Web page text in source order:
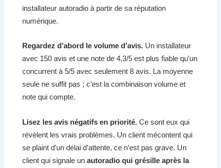
installateur autoradio à partir de sa réputation
numérique.
Regardez d’abord le volume d’avis. Un installateur
avec 150 avis et une note de 4,3/5 est plus fiable qu’un
concurrent à 5/5 avec seulement 8 avis. La moyenne
seule ne suffit pas ; c’est la combinaison volume et
note qui compte.
Lisez les avis négatifs en priorité. Ce sont eux qui
révèlent les vrais problèmes. Un client mécontent qui
se plaint d’un délai d’attente, ce n’est pas grave. Un
client qui signale unautoradio qui grésille après la